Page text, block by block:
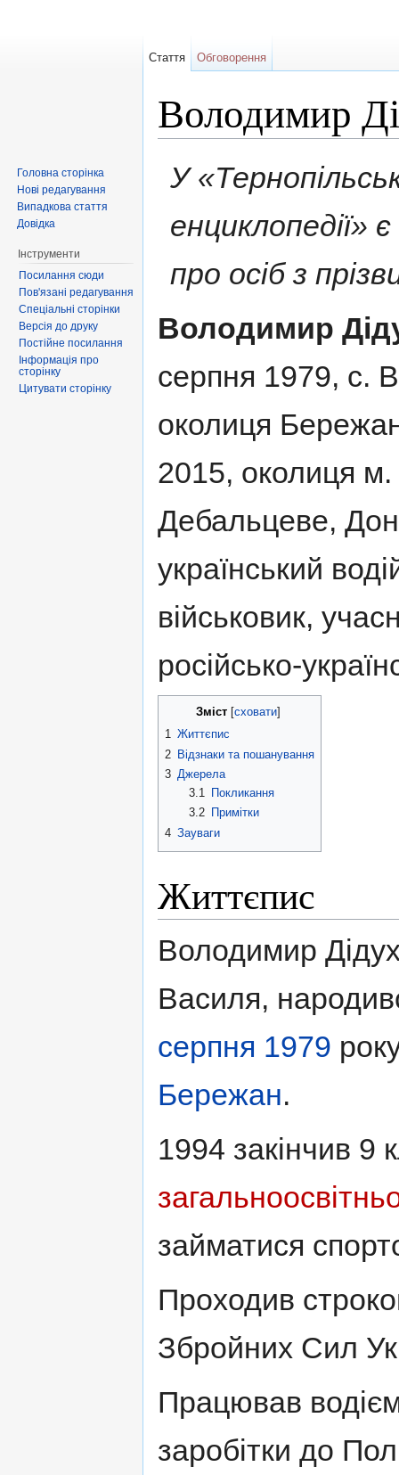
Володимир
У
енциклопедії»
про осіб з
Володимир
серпня 1979, с.
околиця
2015, околиця м.
Дебальцеве,
український
військовик,
російсько-
Зміст[ сховати]
1 Життєпис
2 Відзнаки та пошанування
3 Джерела
3.1
Покликання
3.2
Примітки
4 Зауваги
Життєпис
Володимир
Василя,
серпня 1979
Бережан.
1994 закінчив 9
займатися
Проходив
Збройних Сил
Працював
заробітки до
Стаття Обговорення
Головна сторінка
Нові редагування
Випадкова стаття
Довідка
Інструменти
Посилання сюди
Пов'язані редагування
Спеціальні сторінки
Версія до друку
Постійне посилання
Інформація про
сторінку
Цитувати сторінку